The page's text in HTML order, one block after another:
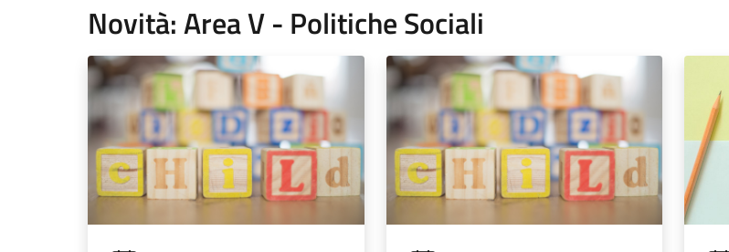
Novità: Area V - Politiche Sociali